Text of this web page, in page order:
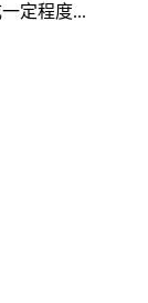
定程度...